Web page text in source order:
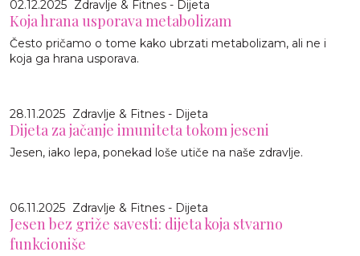
02.12.2025 Zdravlje & Fitnes - Dijeta
Koja hrana usporava metabolizam
Često pričamo o tome kako ubrzati metabolizam, ali ne i
koja ga hrana usporava.
28.11.2025 Zdravlje & Fitnes - Dijeta
Dijeta za jačanje imuniteta tokom jeseni
Jesen, iako lepa, ponekad loše utiče na naše zdravlje.
06.11.2025 Zdravlje & Fitnes - Dijeta
Jesen bez griže savesti: dijeta koja stvarno
funkcioniše